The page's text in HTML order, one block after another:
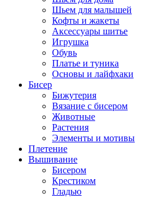
Шьем для малышей
Кофты и жакеты
Аксессуары шитье
Игрушка
Обувь
Платье и туника
Основы и лайфхаки
Бисер
Бижутерия
Вязание с бисером
Животные
Растения
Элементы и мотивы
Плетение
Вышивание
Бисером
Крестиком
Гладью